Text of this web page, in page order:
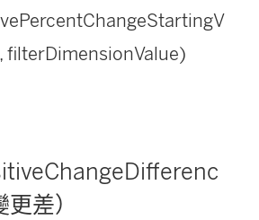
filterDimensionValue)
差）